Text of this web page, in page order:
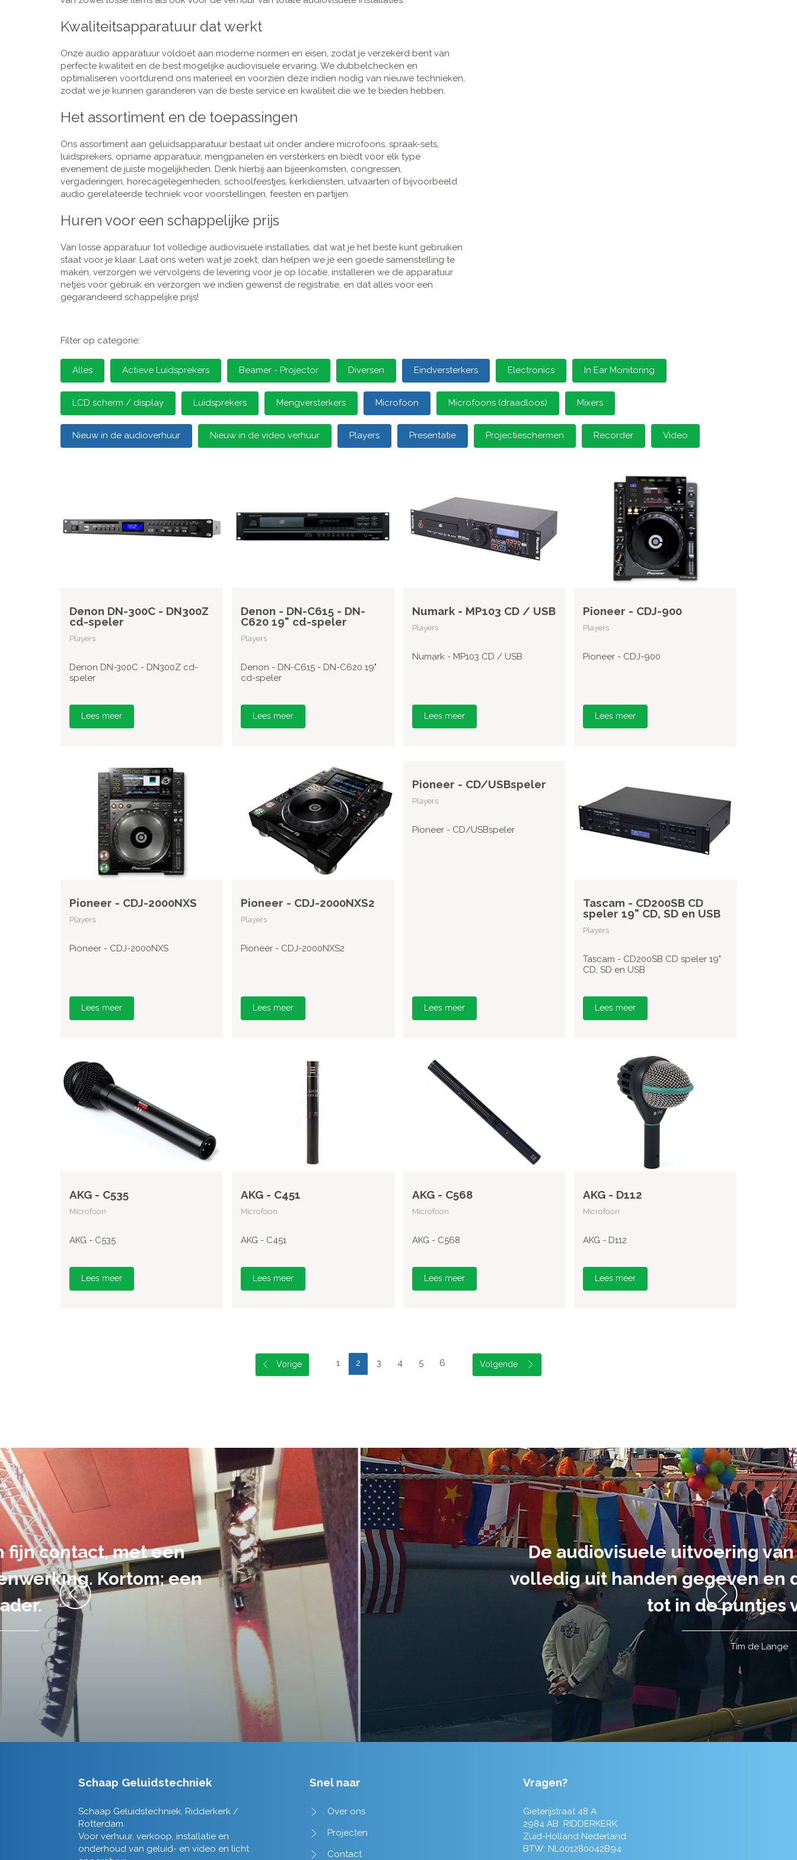
Kwaliteitsapparatuur dat werkt
Onze audio apparatuur voldoet aan moderne normen en eisen, zodat je verzekerd bent van
perfecte kwaliteit en de best mogelijke audiovisuele ervaring. We dubbelchecken en
optimaliseren voortdurend ons materieel en voorzien deze indien nodig van nieuwe technieken,
zodat we je kunnen garanderen van de beste service en kwaliteit die we te bieden hebben.
Het assortiment en de toepassingen
Ons assortiment aan geluidsapparatuur bestaat uit onder andere microfoons, spraak-sets,
luidsprekers, opname apparatuur, mengpanelen en versterkers en biedt voor elk type
evenement de juiste mogelijkheden. Denk hierbij aan bijeenkomsten, congressen,
vergaderingen, horecagelegenheden, schoolfeestjes, kerkdiensten, uitvaarten of bijvoorbeeld
audio gerelateerde techniek voor voorstellingen, feesten en partijen.
Huren voor een schappelijke prijs
Van losse apparatuur tot volledige audiovisuele installaties, dat wat je het beste kunt gebruiken
staat voor je klaar. Laat ons weten wat je zoekt, dan helpen we je een goede samenstelling te
maken, verzorgen we vervolgens de levering voor je op locatie, installeren we de apparatuur
netjes voor gebruik en verzorgen we indien gewenst de registratie, en dat alles voor een
gegarandeerd schappelijke prijs!
Filter op categorie:
Alles Actieve Luidsprekers Beamer - Projector Diversen Eindversterkers Electronics In Ear Monitoring
LCD scherm / display Luidsprekers Mengversterkers Microfoon Microfoons (draadloos) Mixers
Nieuw in de audioverhuur Nieuw in de video verhuur Players Presentatie Projectieschermen Recorder Video
Denon DN-300C - DN300Z
cd-speler
Players
Denon DN-300C - DN300Z cd-
speler
Lees meer
Denon - DN-C615 - DN-
C620 19" cd-speler
Players
Denon - DN-C615 - DN-C620 19"
cd-speler
Lees meer
Numark - MP103 CD / USB
Players
Numark - MP103 CD / USB
Lees meer
Pioneer - CDJ-900
Players
Pioneer - CDJ-900
Lees meer
Pioneer - CDJ-2000NXS
Players
Pioneer - CDJ-2000NXS
Lees meer
Pioneer - CDJ-2000NXS2
Players
Pioneer - CDJ-2000NXS2
Lees meer
Pioneer - CD/USBspeler
Players
Pioneer - CD/USBspeler
Lees meer
Tascam - CD200SB CD
speler 19" CD, SD en USB
Players
Tascam - CD200SB CD speler 19"
CD, SD en USB
Lees meer
AKG - C535
Microfoon
AKG - C535
Lees meer
AKG - C451
Microfoon
AKG - C451
Lees meer
AKG - C568
Microfoon
AKG - C568
Lees meer
AKG - D112
Microfoon
AKG - D112
Lees meer
1 2 3 4 5 6
De audiovisuele uitvoering van ons evenement heb ik
volledig uit handen gegeven en dat is een aanrader! Alles
tot in de puntjes verzorgd.
Schaap Geluidstechniek
Schaap Geluidstechniek, Ridderkerk /
Rotterdam.
Voor verhuur, verkoop, installatie en
onderhoud van geluid- en video en licht
Snel naar
Over ons
Projecten
Contact
Vragen?
Gieterijstraat 48 A
2984 AB RIDDERKERK
Zuid-Holland Nederland
BTW: NL001280042B94